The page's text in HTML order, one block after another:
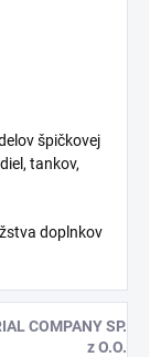
špičkovej
tankov,
doplnkov
COMPANY SP.
z O.O.